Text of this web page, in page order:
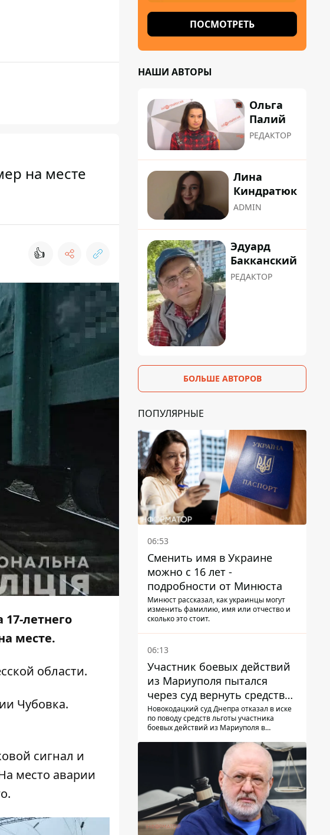
на месте
👍
17-летнего
месте.
области.
Чубовка.
сигнал и
место аварии
ПОСМОТРЕТЬ
НАШИ АВТОРЫ
Ольга
Палий
РЕДАКТОР
Лина
Киндратюк
ADMIN
Эдуард
Бакканский
РЕДАКТОР
БОЛЬШЕ АВТОРОВ
ПОПУЛЯРНЫЕ
06:53
Сменить имя в Украине
можно с 16 лет -
подробности от Минюста
Минюст рассказал, как украинцы могут
изменить фамилию, имя или отчество и
сколько это стоит.
06:13
Участник боевых действий
из Мариуполя пытался
через суд вернуть средства
субсидии со счета в
Ощадбанке – каким было
Новокодацкий суд Днепра отказал в иске
по поводу средств льготы участника
боевых действий из Мариуполя в